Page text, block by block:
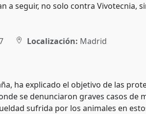
a seguir, no solo contra Vivotecnia,
Localización: Madrid
ha explicado el objetivo de las
se denunciaron graves casos de
sufrida por los animales en